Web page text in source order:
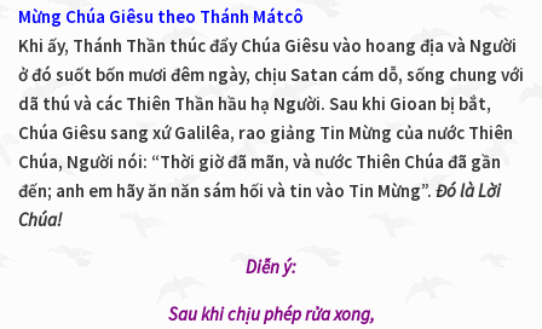
Mừng Chúa Giêsu theo Thánh Mátcô
Khi ấy, Thánh Thần thúc đẩy Chúa Giêsu vào hoang địa và Người
ở đó suốt bốn mươi đêm ngày, chịu Satan cám dỗ, sống chung với
dã thú và các Thiên Thần hầu hạ Người. Sau khi Gioan bị bắt,
Chúa Giêsu sang xứ Galilêa, rao giảng Tin Mừng của nước Thiên
Chúa, Người nói: “Thời giờ đã mãn, và nước Thiên Chúa đã gần
đến; anh em hãy ăn năn sám hối và tin vào Tin Mừng”. Đó là Lời
Chúa!
Diễn ý:
Sau khi chịu phép rửa xong,